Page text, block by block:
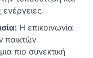
ενέργειες.
Η επικοινωνία
παικτών
πιο συνεκτική